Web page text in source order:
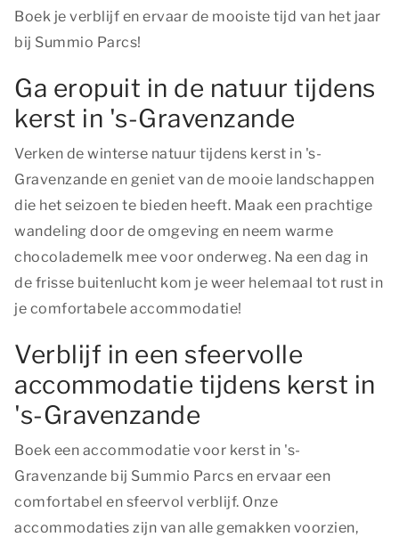
Boek je verblijf en ervaar de mooiste tijd van het jaar
bij Summio Parcs!
Ga eropuit in de natuur tijdens
kerst in 's-Gravenzande
Verken de winterse natuur tijdens kerst in 's-
Gravenzande en geniet van de mooie landschappen
die het seizoen te bieden heeft. Maak een prachtige
wandeling door de omgeving en neem warme
chocolademelk mee voor onderweg. Na een dag in
de frisse buitenlucht kom je weer helemaal tot rust in
je comfortabele accommodatie!
Verblijf in een sfeervolle
accommodatie tijdens kerst in
's-Gravenzande
Boek een accommodatie voor kerst in 's-
Gravenzande bij Summio Parcs en ervaar een
comfortabel en sfeervol verblijf. Onze
accommodaties zijn van alle gemakken voorzien,